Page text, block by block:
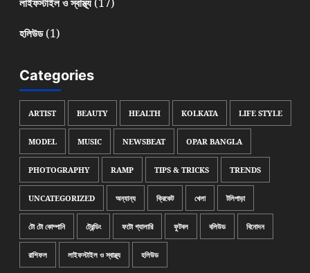
লাইফস্টাইল ও স্বাস্থ্য(17)
হলিউড(1)
Categories
ARTIST BEAUTY HEALTH KOLKATA LIFE STYLE
MODEL MUSIC NEWSBEAT OPAR BANGLA
PHOTOGRAPHY RAMP TIPS & TRICKS TRENDS
UNCATEGORIZED অন্যান্য ক্রিকেট খেলা টলিপাড়া
টো টো কোম্পানি ট্রেন্ডিং ফটো গ্যালারি ফুটবল বলিউড বিনোদন
রাশিফল লাইফস্টাইল ও স্বাস্থ্য হলিউড